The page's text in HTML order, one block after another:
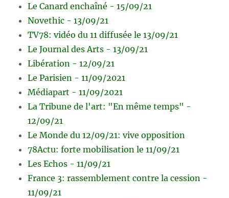
Le Canard enchaîné - 15/09/21
Novethic - 13/09/21
TV78: vidéo du 11 diffusée le 13/09/21
Le Journal des Arts - 13/09/21
Libération - 12/09/21
Le Parisien - 11/09/2021
Médiapart - 11/09/2021
La Tribune de l'art: "En même temps" -
12/09/21
Le Monde du 12/09/21: vive opposition
78Actu: forte mobilisation le 11/09/21
Les Echos - 11/09/21
France 3: rassemblement contre la cession -
11/09/21